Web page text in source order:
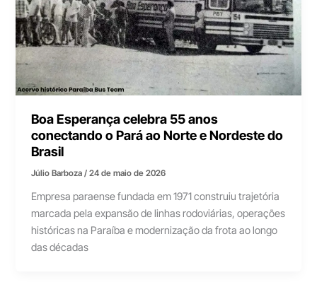
Boa Esperança celebra 55 anos
conectando o Pará ao Norte e Nordeste do
Brasil
Júlio Barboza/24 de maio de 2026
Empresa paraense fundada em 1971 construiu trajetória
marcada pela expansão de linhas rodoviárias, operações
históricas na Paraíba e modernização da frota ao longo
das décadas